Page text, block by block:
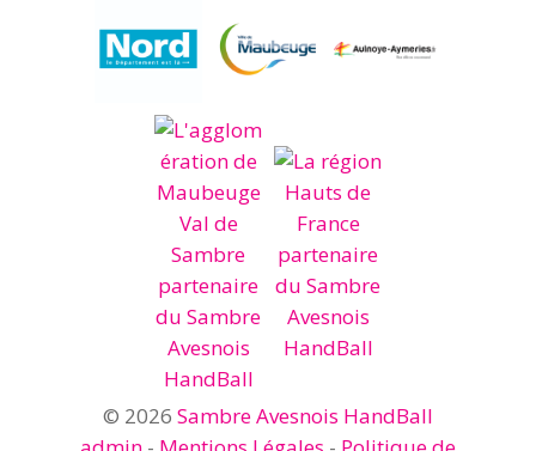
© 2026 Sambre Avesnois HandBall